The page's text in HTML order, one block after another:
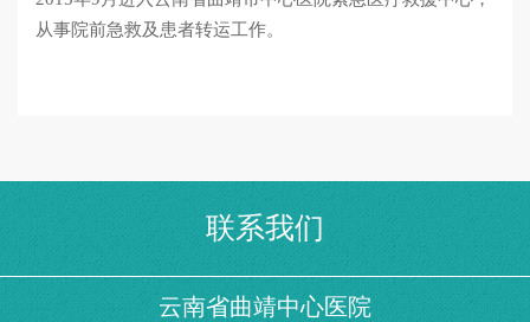
从事院前急救及患者转运工作。
联系我们
云南省曲靖中心医院